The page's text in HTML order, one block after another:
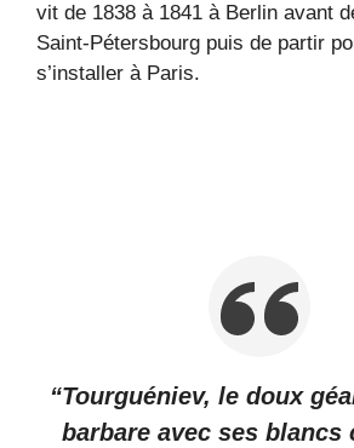
vit de 1838 à 1841 à Berlin avant
Saint-Pétersbourg puis de partir
s’installer à Paris.
“Tourguéniev, le doux
barbare avec ses blancs